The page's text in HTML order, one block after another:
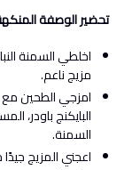
تحضير الوصفة
اخلطي السمنة
مزيج ناعم.
امزجي الطحين مع
البايكنج باودر،
السمنة.
اعجني المزيج